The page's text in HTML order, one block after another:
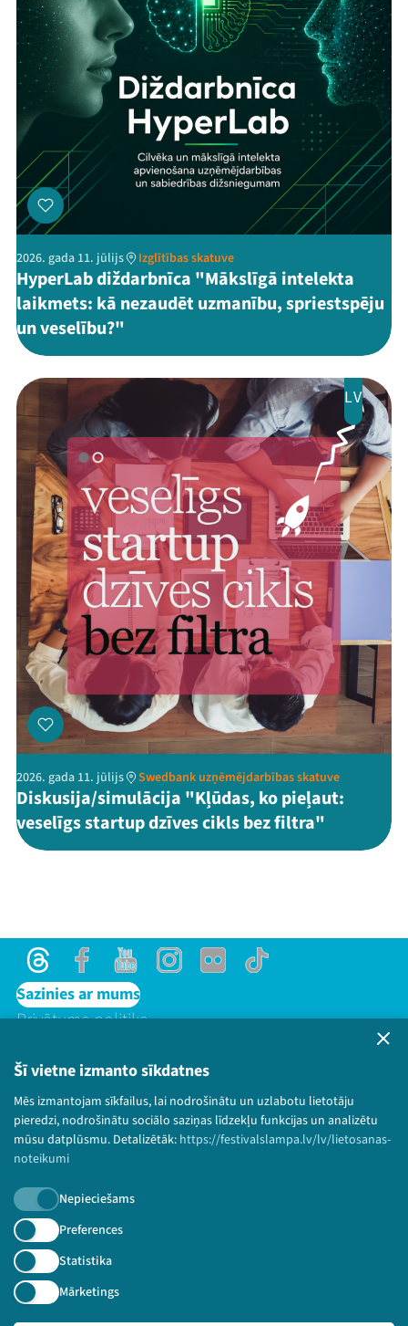
Šī vietne izmanto sīkdatnes
Mēs izmantojam sīkfailus, lai nodrošinātu un uzlabotu lietotāju
pieredzi, nodrošinātu sociālo saziņas līdzekļu funkcijas un analizētu
mūsu datplūsmu. Detalizētāk: https://festivalslampa.lv/lv/lietosanas-
noteikumi
Nepieciešams
Preferences
Statistika
Mārketings
2026. gada 11. jūlijs Izglītības skatuve
HyperLab diždarbnīca "Mākslīgā intelekta
laikmets: kā nezaudēt uzmanību, spriestspēju
un veselību?"
LV
2026. gada 11. jūlijs Swedbank uzņēmējdarbības skatuve
Diskusija/simulācija "Kļūdas, ko pieļaut:
veselīgs startup dzīves cikls bez filtra"
ThreadsFacebookYoutubeInstagram
Flick TikTok
Sazinies ar mums
Privātuma politika
Bērnu aizsardzības politika
© 2026 Sarunu festivāls LAMPA Visas tiesības
paturētas.
Piesakies jaunumiem!
Nepalaid garām aktuālāko informāciju!